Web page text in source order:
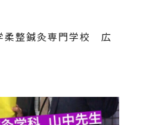
柔整鍼灸専門学校 広